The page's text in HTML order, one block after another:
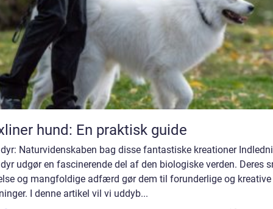
hund: En praktisk guide
Naturvidenskaben bag disse fantastiske kreationer
udgør en fascinerende del af den biologiske verden. Deres
og mangfoldige adfærd gør dem til forunderlige og kreative
I denne artikel vil vi uddyb...